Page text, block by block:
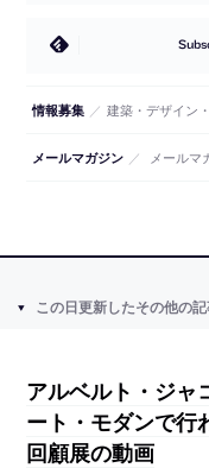
情報募集 ／ 建築・デザイン
メールマガジン ／ メールマ
この日更新したその他の
アルベルト・ジャ
ート・モダンで行
回顧展の動画